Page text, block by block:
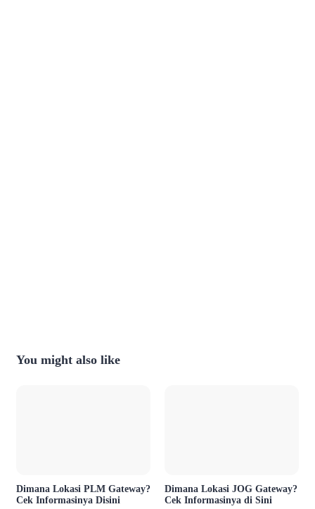
You might also like
Dimana Lokasi PLM Gateway?
Cek Informasinya Disini
Dimana Lokasi JOG Gateway?
Cek Informasinya di Sini